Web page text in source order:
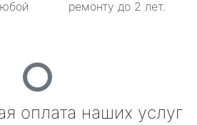
ремонту до 2 лет.
оплата наших услуг